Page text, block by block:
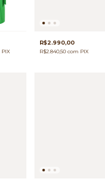
PIX
R$2.990,00
R$2.840,50 com PIX